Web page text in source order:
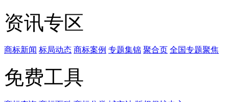
资讯专区
商标新闻 标局动态 商标案例 专题集锦 聚合页 全国专题聚焦
免费工具